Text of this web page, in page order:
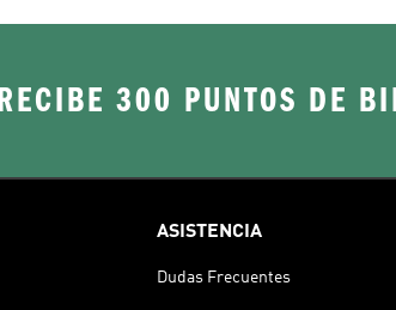
300 PUNTOS DE
ASISTENCIA
Dudas Frecuentes